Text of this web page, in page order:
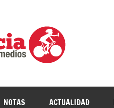
NOTAS ACTUALIDAD